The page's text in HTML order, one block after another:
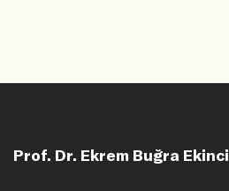
Prof. Dr. Ekrem Buğra Ekinci